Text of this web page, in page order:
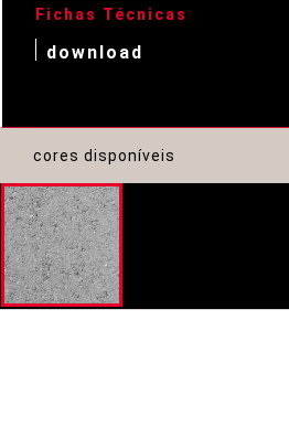
Fichas Técnicas
download
cores disponíveis